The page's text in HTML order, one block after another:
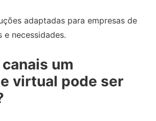
adaptadas para empresas de
necessidades.
um
virtual pode ser